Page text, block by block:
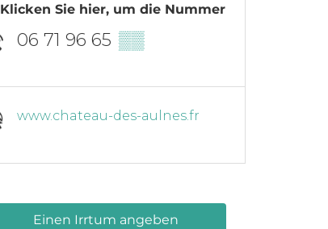
Klicken Sie hier, um die Nummer
06 71 96 65 ▒▒
www.chateau-des-aulnes.fr
Einen Irrtum angeben